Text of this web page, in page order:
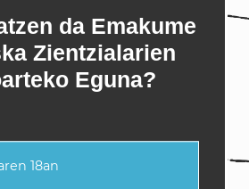
da Emakume
Zientzialarien
Eguna?
18an